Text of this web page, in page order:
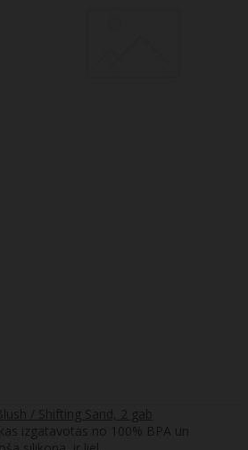
/ Shifting Sand, 2 gab
izgatavotas no 100% BPA un